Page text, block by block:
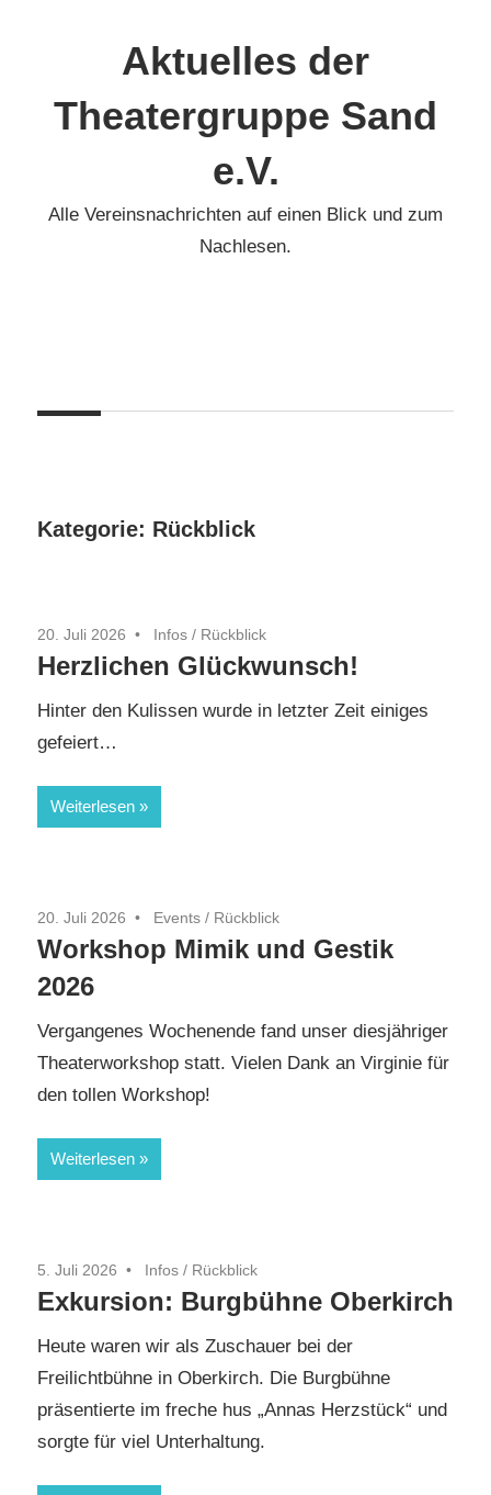
Aktuelles der
Theatergruppe Sand
e.V.
Alle Vereinsnachrichten auf einen Blick und zum
Nachlesen.
Kategorie: Rückblick
20. Juli 2026 Infos / Rückblick
Herzlichen Glückwunsch!
Hinter den Kulissen wurde in letzter Zeit einiges
gefeiert…
Weiterlesen
20. Juli 2026 Events / Rückblick
Workshop Mimik und Gestik
2026
Vergangenes Wochenende fand unser diesjähriger
Theaterworkshop statt. Vielen Dank an Virginie für
den tollen Workshop!
Weiterlesen
5. Juli 2026 Infos / Rückblick
Exkursion: Burgbühne Oberkirch
Heute waren wir als Zuschauer bei der
Freilichtbühne in Oberkirch. Die Burgbühne
präsentierte im freche hus „Annas Herzstück“ und
sorgte für viel Unterhaltung.